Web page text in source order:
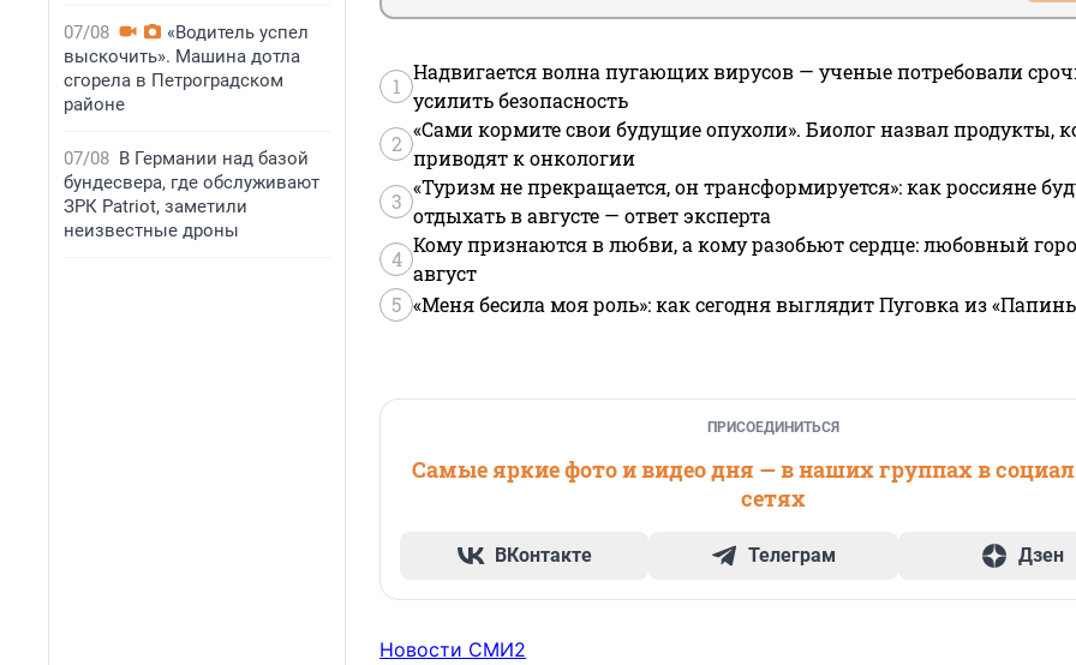
07/08
«Водитель успел
выскочить». Машина дотла
сгорела в Петроградском
районе
07/08 В Германии над базой
бундесвера, где обслуживают
ЗРК Patriot, заметили
неизвестные дроны
1
Надвигается волна пугающих вирусов — ученые потребовали
усилить безопасность
2
«Сами кормите свои будущие опухоли». Биолог назвал продукты,
приводят к онкологии
3
«Туризм не прекращается, он трансформируется»: как россияне
отдыхать в августе — ответ эксперта
4
Кому признаются в любви, а кому разобьют сердце: любовный
август
5 «Меня бесила моя роль»: как сегодня выглядит Пуговка из
ПРИСОЕДИНИТЬСЯ
Самые яркие фото и видео дня — в наших группах в
сетях
ВКонтакте Телеграм Дзен
Новости СМИ2